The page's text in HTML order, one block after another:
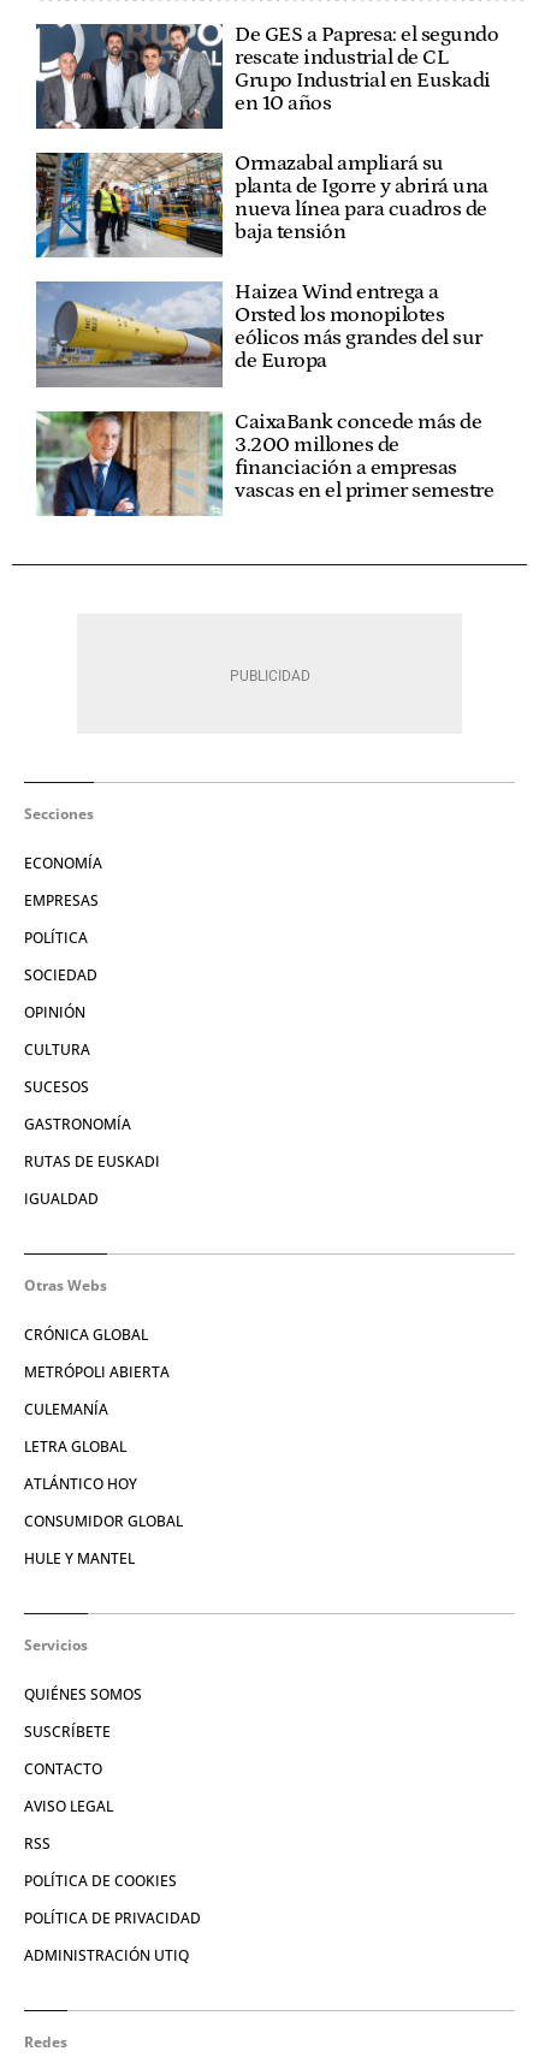
De GES a Papresa: el segundo
rescate industrial de CL
Grupo Industrial en Euskadi
en 10 años
Ormazabal ampliará su
planta de Igorre y abrirá una
nueva línea para cuadros de
baja tensión
Haizea Wind entrega a
Orsted los monopilotes
eólicos más grandes del sur
de Europa
CaixaBank concede más de
3.200 millones de
financiación a empresas
vascas en el primer semestre
Secciones
ECONOMÍA
EMPRESAS
POLÍTICA
SOCIEDAD
OPINIÓN
CULTURA
SUCESOS
GASTRONOMÍA
RUTAS DE EUSKADI
IGUALDAD
Otras Webs
CRÓNICA GLOBAL
METRÓPOLI ABIERTA
CULEMANÍA
LETRA GLOBAL
ATLÁNTICO HOY
CONSUMIDOR GLOBAL
HULE Y MANTEL
Servicios
QUIÉNES SOMOS
SUSCRÍBETE
CONTACTO
AVISO LEGAL
RSS
POLÍTICA DE COOKIES
POLÍTICA DE PRIVACIDAD
ADMINISTRACIÓN UTIQ
Redes